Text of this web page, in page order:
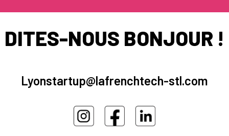
DITES-NOUS BONJOUR !
Lyonstartup@lafrenchtech-stl.com